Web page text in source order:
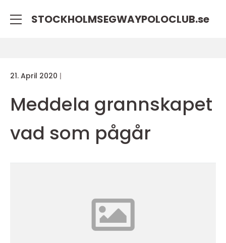
STOCKHOLMSEGWAYPOLOCLUB.se
21. April 2020
Meddela grannskapet
vad som pågår